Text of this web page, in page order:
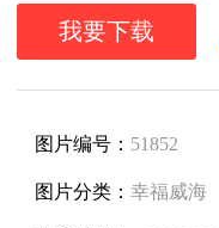
我要下载
图片编号： 51852
图片分类： 幸福威海